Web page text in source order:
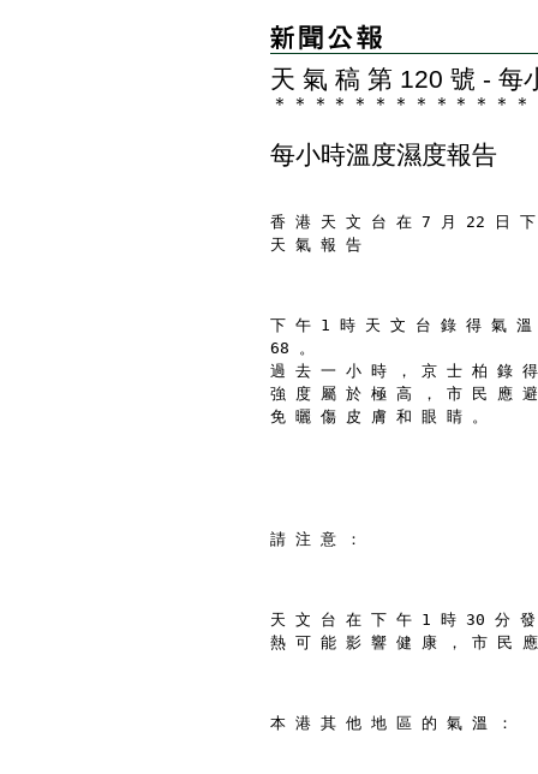
天 氣 稿 第 120 號 - 每
＊ ＊ ＊ ＊ ＊ ＊ ＊ ＊ ＊ ＊ ＊ ＊ ＊
每小時溫度濕度報告
香 港 天 文 台 在 7 月 22 日
天 氣 報 告
下 午 1 時 天 文 台 錄 得 氣
68 。
過 去 一 小 時 ， 京 士 柏 錄
強 度 屬 於 極 高 ， 市 民 應
免 曬 傷 皮 膚 和 眼 睛 。
請 注 意 ：
天 文 台 在 下 午 1 時 30 分
熱 可 能 影 響 健 康 ， 市 民
本 港 其 他 地 區 的 氣 溫 ：